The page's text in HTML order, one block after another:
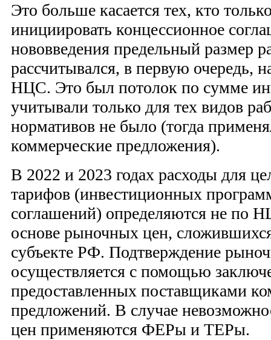
Это больше касается тех, кто
инициировать концессионное
нововведения предельный размер
рассчитывался, в первую очередь,
НЦС. Это был потолок по сумме
учитывали только для тех видов
нормативов не было (тогда
коммерческие предложения).
В 2022 и 2023 годах расходы для
тарифов (инвестиционных
соглашений) определяются не по
основе рыночных цен,
субъекте РФ. Подтверждение
осуществляется с помощью
предоставленных поставщиками
предложений. В случае
цен применяются ФЕРы и ТЕРы.